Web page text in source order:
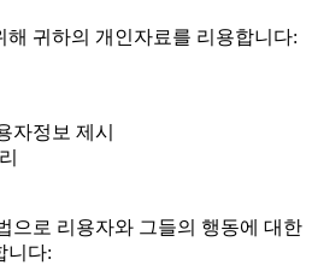
해 귀하의 개인자료를 리용합니다:
자정보 제시
으로 리용자와 그들의 행동에 대한
니다: